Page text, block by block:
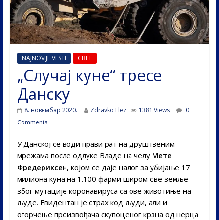
NAJNOVIJE VESTI СВЕТ
„Случај куне“ тресе
Данску
8. новембар 2020. Zdravko Elez 1381 Views
0
Comments
У Данској се води прави рат на друштвеним
мрежама после одлуке Владе на челу Мете
Фредериксен, којом се даје налог за убијање 17
милиона куна на 1.100 фарми широм ове земље
због мутације коронавируса са ове животиње на
људе. Евидентан је страх код људи, али и
огорчење произвођача скупоценог крзна од нерца